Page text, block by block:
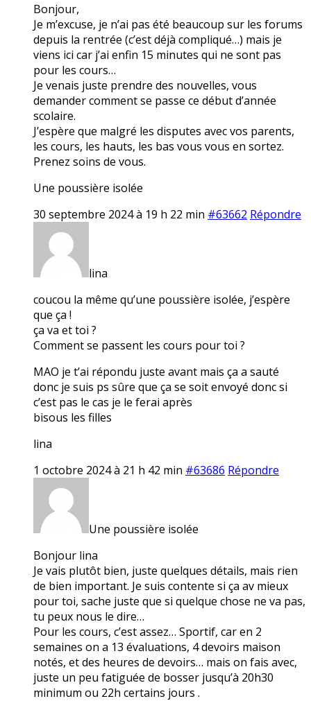
Bonjour,
Je m’excuse, je n’ai pas été beaucoup sur les forums
depuis la rentrée (c’est déjà compliqué…) mais je
viens ici car j’ai enfin 15 minutes qui ne sont pas
pour les cours…
Je venais juste prendre des nouvelles, vous
demander comment se passe ce début d’année
scolaire.
J’espère que malgré les disputes avec vos parents,
les cours, les hauts, les bas vous vous en sortez.
Prenez soins de vous.
Une poussière isolée
30 septembre 2024 à 19 h 22 min #63662 Répondre
lina
coucou la même qu’une poussière isolée, j’espère
que ça !
ça va et toi ?
Comment se passent les cours pour toi ?
MAO je t’ai répondu juste avant mais ça a sauté
donc je suis ps sûre que ça se soit envoyé donc si
c’est pas le cas je le ferai après
bisous les filles
lina
1 octobre 2024 à 21 h 42 min #63686 Répondre
Une poussière isolée
Bonjour lina
Je vais plutôt bien, juste quelques détails, mais rien
de bien important. Je suis contente si ça av mieux
pour toi, sache juste que si quelque chose ne va pas,
tu peux nous le dire…
Pour les cours, c’est assez… Sportif, car en 2
semaines on a 13 évaluations, 4 devoirs maison
notés, et des heures de devoirs… mais on fais avec,
juste un peu fatiguée de bosser jusqu’à 20h30
minimum ou 22h certains jours .